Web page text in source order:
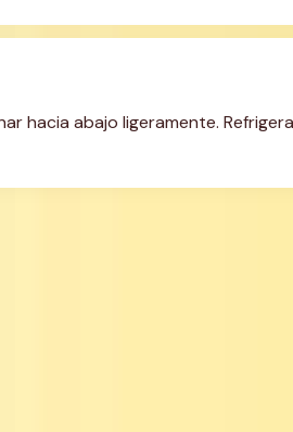
hacia abajo ligeramente.